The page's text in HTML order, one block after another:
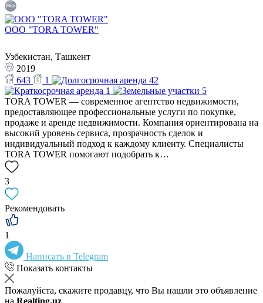
OOO "TORA TOWER"
Узбекистан, Ташкент
2019
643
1
42
1
5
TORA TOWER — современное агентство недвижимости,
предоставляющее профессиональные услуги по покупке,
продаже и аренде недвижимости. Компания ориентирована на
высокий уровень сервиса, прозрачность сделок и
индивидуальный подход к каждому клиенту. Специалисты
TORA TOWER помогают подобрать к…
3
Рекомендовать
1
Написать в Telegram
Показать контакты
Пожалуйста, скажите продавцу, что Вы нашли это объявление
на Realting.uz